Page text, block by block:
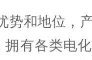
势和地位，
拥有各类电